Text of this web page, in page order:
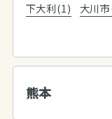
下大利(1)
大川
熊本